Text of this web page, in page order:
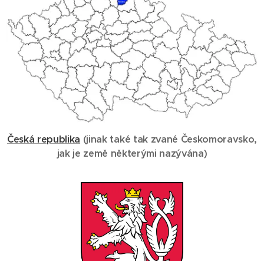
Česká republika (jinak také tak zvané Českomoravsko,
jak je země některými nazývána)